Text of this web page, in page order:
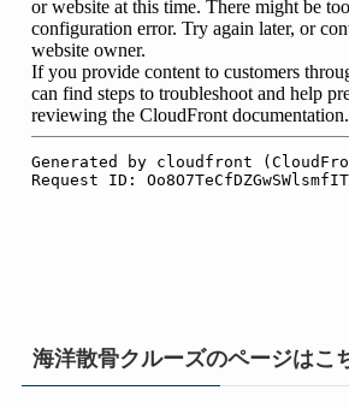
海洋散骨クルーズのページはこ